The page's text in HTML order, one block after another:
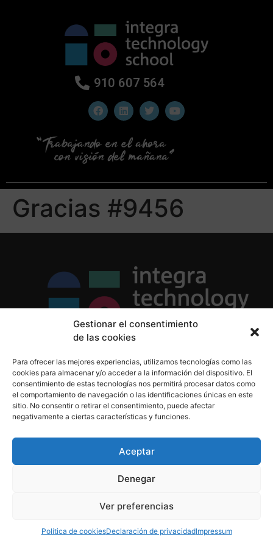
Gestionar el consentimiento
de las cookies
Para ofrecer las mejores experiencias, utilizamos tecnologías como las
cookies para almacenar y/o acceder a la información del dispositivo. El
consentimiento de estas tecnologías nos permitirá procesar datos como
el comportamiento de navegación o las identificaciones únicas en este
sitio. No consentir o retirar el consentimiento, puede afectar
negativamente a ciertas características y funciones.
Aceptar
Denegar
Ver preferencias
Política de cookiesDeclaración de privacidadImpressum
910 607 564
Gracias #9456
Política de Cookies
Aviso Legal
910 607 564
derechos reservados